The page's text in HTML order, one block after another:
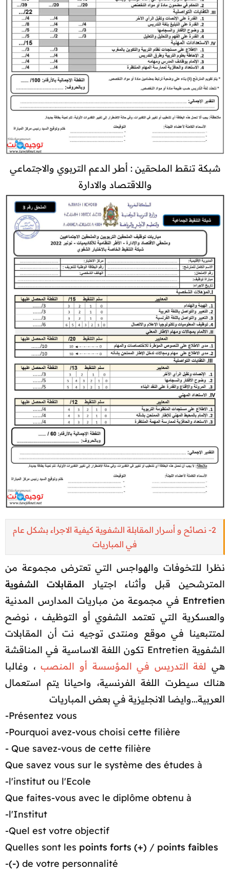
شبكة تنقط الملحقين : أطر الدعم التربوي والاجتماعي
واللاقتصاد والادارة
2- نصائح و أسرار المقابلة الشفوية كيفية الاجراء بشكل عام
في المباريات
نظرا للتخوفات والهواجس التي تعترض مجموعة من
المترشحين قبل وأثناء اجتيار
المقابلات الشفوية
Entretien في مجموعة من مباريات المدارس المدنية
والعسكرية التي تعتمد الشفوي أو التوظيف ، نوضح
لمتتبعينا في موقع ومنتدى توجيه نت أن المقابلات
الشفوية Entretien تكون اللغة الاساسية في المناقشة
هي لغة التدريس في المؤسسة أو المنصب، وغالبا
هناك سيطرت اللغة الفرنسية، واحيانا يتم استعمال
العربية...وايضا الانجليزية في بعض المباريات​
Présentez vous-
Pourquoi avez-vous choisi cette filière-
Que savez-vous de cette filière -
Que savez vous sur le système des études à
l'institut ou l'Ecole-
Que faites-vous avec le diplôme obtenu à
l'Institut-
Quel est votre objectif-
Quelles sont les points forts (+) / points faibles
(-) de votre personnalité-​